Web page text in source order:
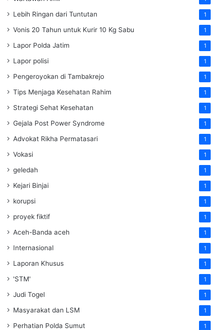
Lebih Ringan dari Tuntutan 1
Vonis 20 Tahun untuk Kurir 10 Kg Sabu 1
Lapor Polda Jatim 1
Lapor polisi 1
Pengeroyokan di Tambakrejo 1
Tips Menjaga Kesehatan Rahim 1
Strategi Sehat Kesehatan 1
Gejala Post Power Syndrome 1
Advokat Rikha Permatasari 1
Vokasi 1
geledah 1
Kejari Binjai 1
korupsi 1
proyek fiktif 1
Aceh-Banda aceh 1
Internasional 1
Laporan Khusus 1
'STM' 1
Judi Togel 1
Masyarakat dan LSM 1
Perhatian Polda Sumut 1